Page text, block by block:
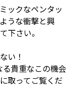
ックなペンタッ
うな衝撃と興
下さい。
い！
貴重なこの機会
取ってご覧くだ